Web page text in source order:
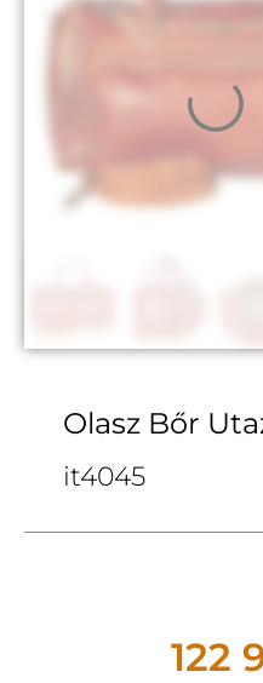
Olasz Bőr
it4045
122